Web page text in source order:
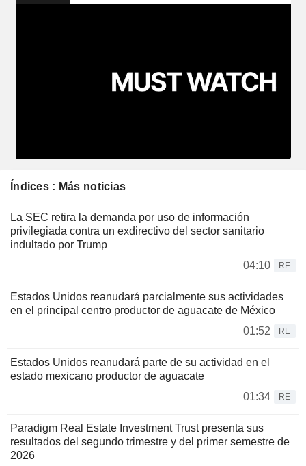
Índices : Más noticias
La SEC retira la demanda por uso de información
privilegiada contra un exdirectivo del sector sanitario
indultado por Trump
04:10
RE
Estados Unidos reanudará parcialmente sus actividades
en el principal centro productor de aguacate de México
01:52
RE
Estados Unidos reanudará parte de su actividad en el
estado mexicano productor de aguacate
01:34
RE
Paradigm Real Estate Investment Trust presenta sus
resultados del segundo trimestre y del primer semestre de
2026